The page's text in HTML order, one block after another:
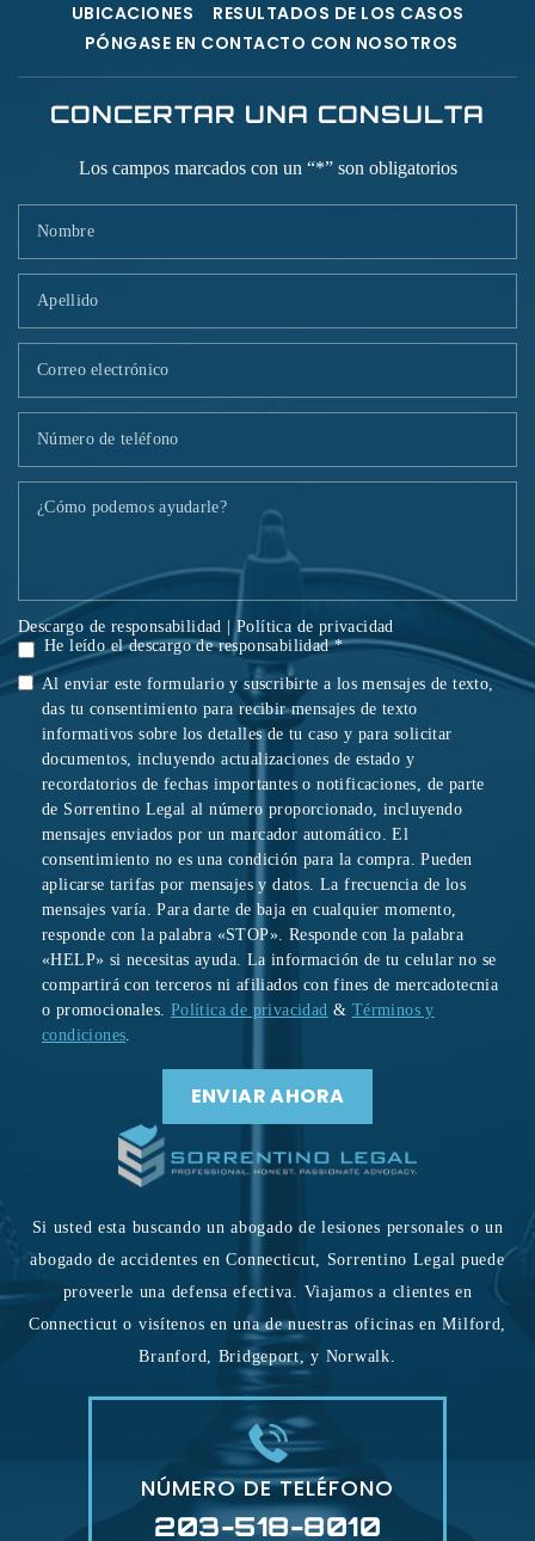
UBICACIONES
RESULTADOS DE LOS CASOS
PÓNGASE EN CONTACTO CON NOSOTROS
CONCERTAR UNA CONSULTA
Los campos marcados con un “*” son obligatorios
Descargo de responsabilidad |Política de privacidad
He leído el descargo de responsabilidad *
Al enviar este formulario y suscribirte a los mensajes de texto,
das tu consentimiento para recibir mensajes de texto
informativos sobre los detalles de tu caso y para solicitar
documentos, incluyendo actualizaciones de estado y
recordatorios de fechas importantes o notificaciones, de parte
de Sorrentino Legal al número proporcionado, incluyendo
mensajes enviados por un marcador automático. El
consentimiento no es una condición para la compra. Pueden
aplicarse tarifas por mensajes y datos. La frecuencia de los
mensajes varía. Para darte de baja en cualquier momento,
responde con la palabra «STOP». Responde con la palabra
«HELP» si necesitas ayuda. La información de tu celular no se
compartirá con terceros ni afiliados con fines de mercadotecnia
o promocionales. Política de privacidad & Términos y
condiciones.
Si usted esta buscando un abogado de lesiones personales o un
abogado de accidentes en Connecticut, Sorrentino Legal puede
proveerle una defensa efectiva. Viajamos a clientes en
Connecticut o visítenos en una de nuestras oficinas en Milford,
Branford, Bridgeport, y Norwalk.
NÚMERO DE TELÉFONO
203-518-8010